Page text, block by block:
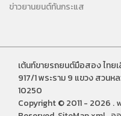
ข่าวยานยนต์ทันกระแส
เต้นท์ขายรถยนต์มือสอง ไทย
917/1 พระราม 9 แขวง สวน
10250
Copyright © 2011 - 2026 .